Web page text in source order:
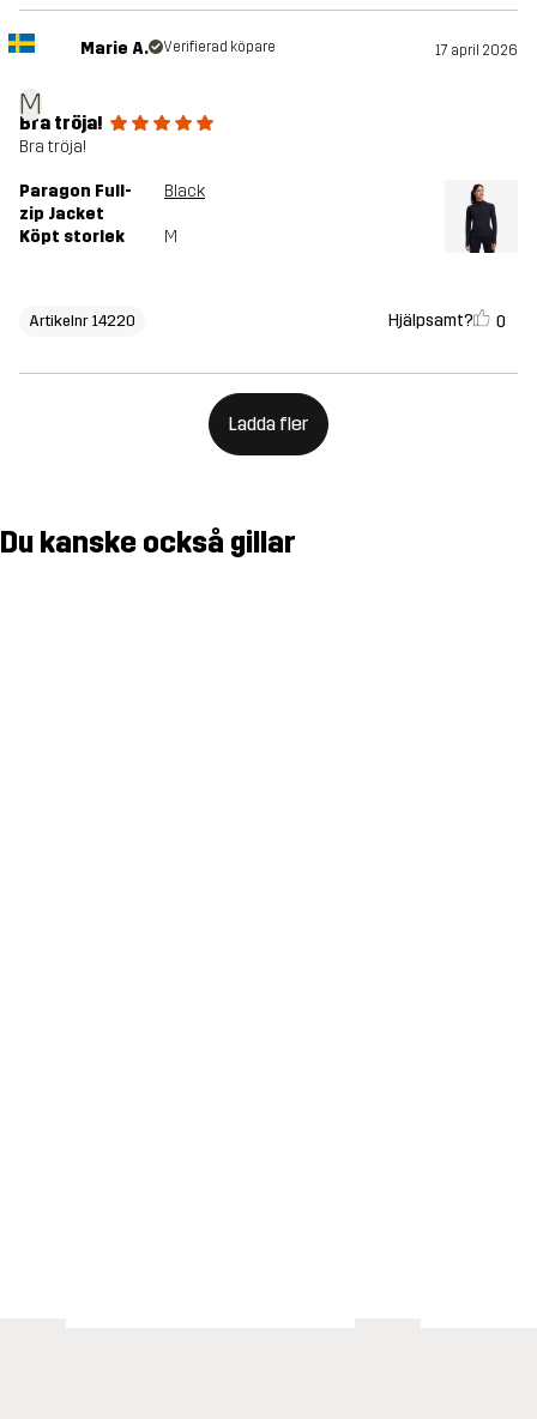
M
Marie A. Verifierad köpare 17 april 2026
Bra tröja!
Bra tröja!
Paragon Full-
zip Jacket
Black
Köpt storlek M
Artikelnr 14220 Hjälpsamt? 0
Ladda fler
Du kanske också gillar